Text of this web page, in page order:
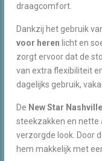
draagcomfort.
Dankzij het gebruik
voor heren licht en
zorgt ervoor dat de
van extra flexibiliteit
dagelijks gebruik,
De New Star
steekzakken en nette
verzorgde look. Door
hem makkelijk met